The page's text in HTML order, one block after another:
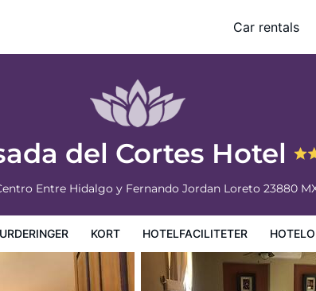
Car rentals
del Cortes Hotel
Entre Hidalgo y Fernando Jordan Loreto 23880
KORT HOTELFACILITETER